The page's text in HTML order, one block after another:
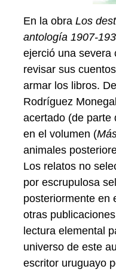
En la obra Los
antología 1907-
ejerció una severa
revisar sus
armar los libros.
Rodríguez
acertado (de parte
en el volumen (
animales
Los relatos no
por escrupulosa
posteriormente en
otras
lectura elemental
universo de este
escritor uruguayo